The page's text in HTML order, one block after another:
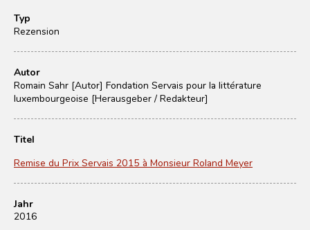
Typ
Rezension
Autor
Romain Sahr [Autor] Fondation Servais pour la littérature
luxembourgeoise [Herausgeber / Redakteur]
Titel
Remise du Prix Servais 2015 à Monsieur Roland Meyer
Jahr
2016